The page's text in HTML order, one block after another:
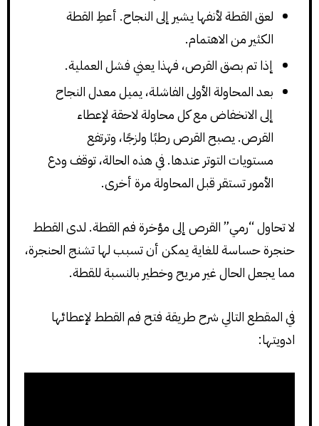
لعق القطة لأنفها يشير إلى النجاح. أعطِ القطة
الكثير من الاهتمام.
إذا تم بصق القرص، فهذا يعني فشل العملية.
بعد المحاولة الأولى الفاشلة، يميل معدل النجاح
إلى الانخفاض مع كل محاولة لاحقة لإعطاء
القرص. يصبح القرص رطبًا ولزجًا، وترتفع
مستويات التوتر عندها. في هذه الحالة، توقف ودع
الأمور تستقر قبل المحاولة مرة أخرى.
لا تحاول “رمي” القرص إلى مؤخرة فم القطة. لدى القطط
حنجرة حساسة للغاية يمكن أن تسبب لها تشنج الحنجرة،
مما يجعل الحال غير مريح وخطير بالنسبة للقطة.
في المقطع التالي شرح طريقة فتح فم القطط لإعطائها
ادويتها: